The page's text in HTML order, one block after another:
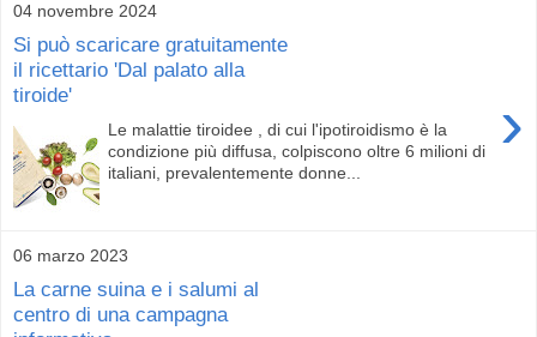
04 novembre 2024
Si può scaricare gratuitamente
il ricettario 'Dal palato alla
tiroide'
›
Le malattie tiroidee , di cui l'ipotiroidismo è la
condizione più diffusa, colpiscono oltre 6 milioni di
italiani, prevalentemente donne...
06 marzo 2023
La carne suina e i salumi al
centro di una campagna